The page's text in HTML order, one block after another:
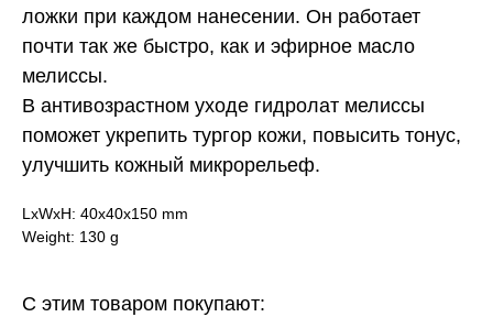
ложки при каждом нанесении. Он работает
почти так же быстро, как и эфирное масло
мелиссы.
В антивозрастном уходе гидролат мелиссы
поможет укрепить тургор кожи, повысить тонус,
улучшить кожный микрорельеф.
LxWxH: 40x40x150 mm
Weight: 130 g
C этим товаром покупают: